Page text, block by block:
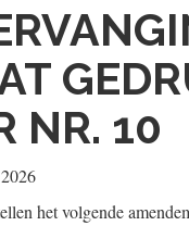
NR. 10
het volgende